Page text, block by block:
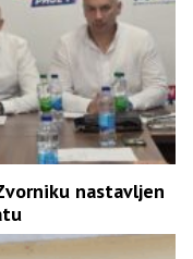
nastavljen